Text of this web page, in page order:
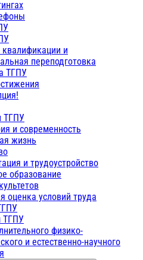
и
переподготовка
ТГПУ
ТГПУ
и современность
жизнь
и трудоустройство
образование
оценка условий труда
ТГПУ
физико-
и естественно-научного